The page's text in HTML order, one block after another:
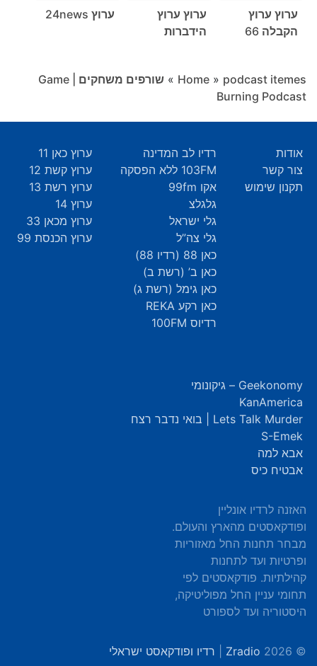
ערוץ ערוץ
הקבלה 66
ערוץ ערוץ
הידברות
ערוץ 24news
Home » podcast itemes
»
שורפים משחקים | Game
Burning Podcast
אודות
צור קשר
תקנון שימוש
רדיו לב המדינה
103FM ללא הפסקה
אקו 99fm
גלגלצ
גלי ישראל
גלי צה”ל
כאן 88 (רדיו 88)
כאן ב’ (רשת ב)
כאן גימל (רשת ג)
כאן רקע REKA
רדיוס 100FM
ערוץ כאן 11
ערוץ קשת 12
ערוץ רשת 13
ערוץ 14
ערוץ מכאן 33
ערוץ הכנסת 99
Geekonomy – גיקונומי
KanAmerica
Lets Talk Murder | בואי נדבר רצח
S-Emek
אבא למה
אבטיח כיס
האזנה לרדיו אונליין
ופודקאסטים מהארץ והעולם.
מבחר תחנות החל מאזוריות
ופרטיות ועד לתחנות
קהילתיות. פודקאסטים לפי
תחומי עניין החל מפוליטיקה,
היסטוריה ועד לספורט
© 2026
Zradio רדיו ופודקאסט ישראלי